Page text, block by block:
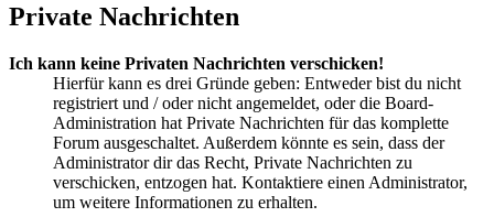
Private Nachrichten
Ich kann keine Privaten Nachrichten verschicken!
Hierfür kann es drei Gründe geben: Entweder bist du nicht
registriert und / oder nicht angemeldet, oder die Board-
Administration hat Private Nachrichten für das komplette
Forum ausgeschaltet. Außerdem könnte es sein, dass der
Administrator dir das Recht, Private Nachrichten zu
verschicken, entzogen hat. Kontaktiere einen Administrator,
um weitere Informationen zu erhalten.